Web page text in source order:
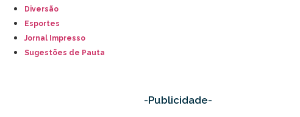
Diversão
Esportes
Jornal Impresso
Sugestões de Pauta
-Publicidade-